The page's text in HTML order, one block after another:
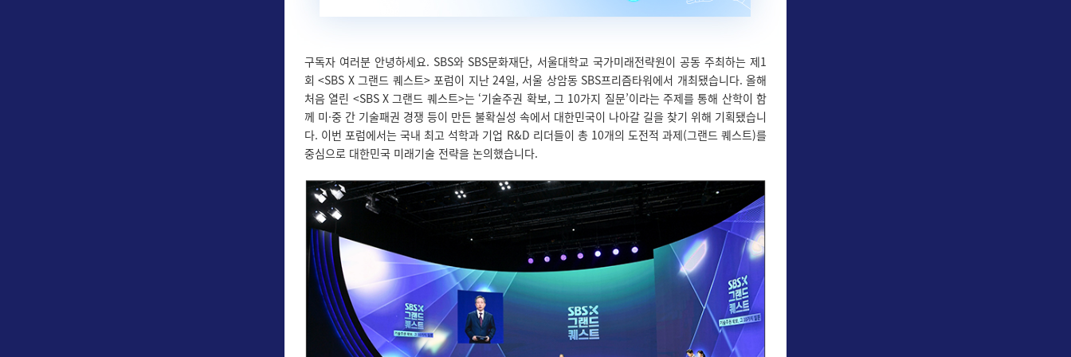
구독자 여러분 안녕하세요. SBS와 SBS문화재단, 서울대학교 국가미래전략원이 공동 주최하는 제1
회 <SBS X 그랜드 퀘스트> 포럼이 지난 24일, 서울 상암동 SBS프리즘타워에서 개최됐습니다. 올해
처음 열린 <SBS X 그랜드 퀘스트>는 ‘기술주권 확보, 그 10가지 질문’이라는 주제를 통해 산학이 함
께 미·중 간 기술패권 경쟁 등이 만든 불확실성 속에서 대한민국이 나아갈 길을 찾기 위해 기획됐습니
다. 이번 포럼에서는 국내 최고 석학과 기업 R&D 리더들이 총 10개의 도전적 과제(그랜드 퀘스트)를
중심으로 대한민국 미래기술 전략을 논의했습니다.